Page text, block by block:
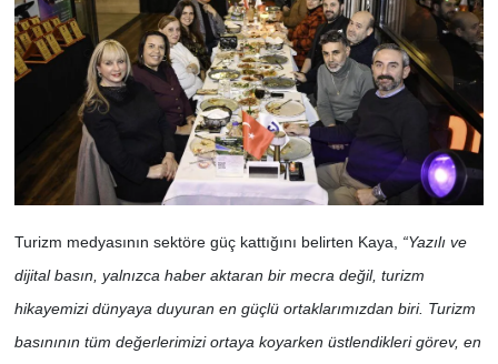
Turizm medyasının sektöre güç kattığını belirten Kaya, “Yazılı ve
dijital basın, yalnızca haber aktaran bir mecra değil, turizm
hikayemizi dünyaya duyuran en güçlü ortaklarımızdan biri. Turizm
basınının tüm değerlerimizi ortaya koyarken üstlendikleri görev, en